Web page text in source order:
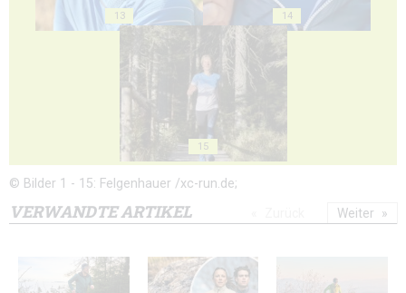
13 14
15
© Bilder 1 - 15: Felgenhauer /xc-run.de;
VERWANDTE ARTIKEL Weiter